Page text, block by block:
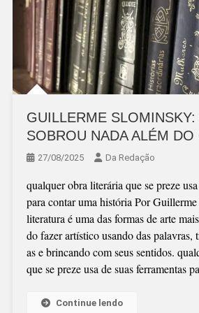
GUILLERME SLOMINSKY:
SOBROU NADA ALÉM DO
27/08/2025 Da Redação
qualquer obra literária que se preze
para contar uma história Por
literatura é uma das formas de arte
do fazer artístico usando das palavras,
as e brincando com seus sentidos.
que se preze usa de suas ferramentas
Continue lendo